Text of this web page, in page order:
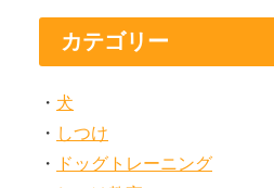
カテゴリー
犬
しつけ
ドッグトレーニング